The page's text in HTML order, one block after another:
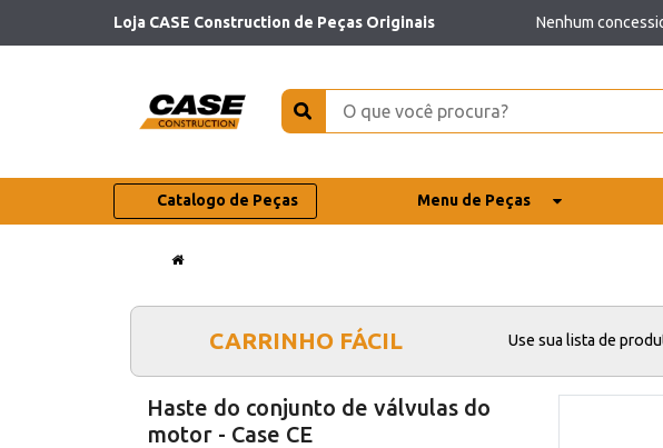
Loja CASE Construction de Peças Originais Nenhum
Catalogo de Peças Menu de Peças
CARRINHO FÁCIL Use sua lista de
Haste do conjunto de válvulas do
motor - Case CE